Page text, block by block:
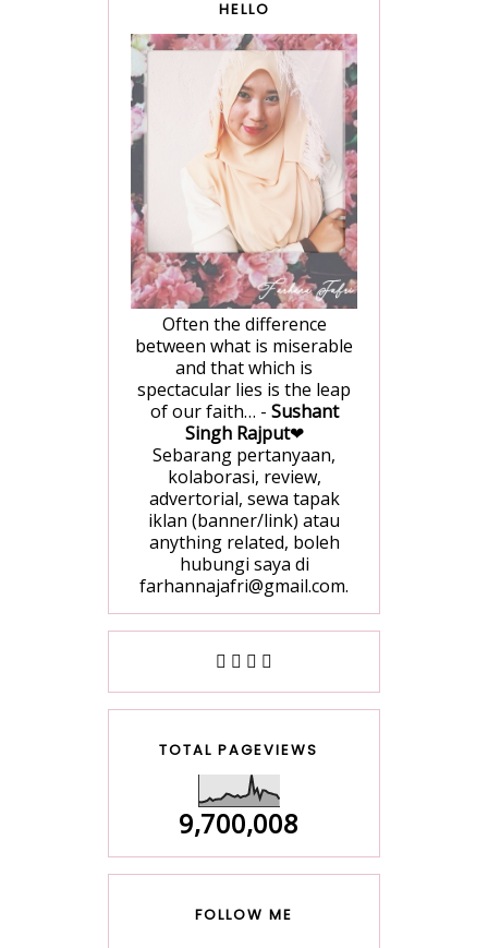
HELLO
Often the difference
between what is miserable
and that which is
spectacular lies is the leap
of our faith… - Sushant
Singh Rajput❤
Sebarang pertanyaan,
kolaborasi, review,
advertorial, sewa tapak
iklan (banner/link) atau
anything related, boleh
hubungi saya di
farhannajafri@gmail.com.
TOTAL PAGEVIEWS
9,700,008
FOLLOW ME